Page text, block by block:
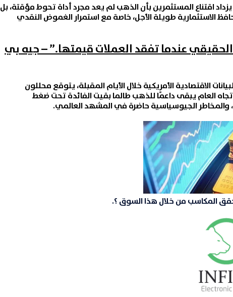
اقتناع المستثمرين بأن الذهب لم يعد مجرد أداة تحوط مؤقتة، بل
الاستثمارية طويلة الأجل، خاصة مع استمرار الغموض النقدي
عندما تفقد العملات قيمتها.” – جيه بي
الاقتصادية الأمريكية خلال الأيام المقبلة، يتوقع محللون
العام يبقى داعمًا للذهب طالما بقيت الفائدة تحت ضغط
والمخاطر الجيوسياسية حاضرة في المشهد العالمي.
المكاسب من خلال هذا السوق ؟.